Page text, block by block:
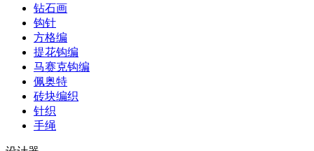
钻石画
钩针
方格编
提花钩编
马赛克钩编
佩奥特
砖块编织
针织
手绳